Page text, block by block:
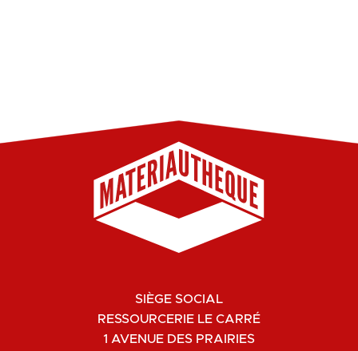
SIÈGE SOCIAL
RESSOURCERIE LE CARRÉ
1 AVENUE DES PRAIRIES